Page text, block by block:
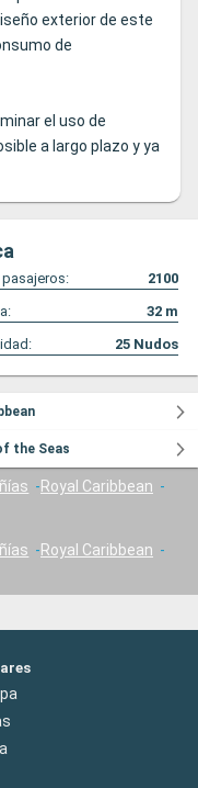
exterior de este
de
el uso de
a largo plazo y ya
pasajeros:
2100
32 m
25 Nudos
the Seas
Royal Caribbean
Royal Caribbean